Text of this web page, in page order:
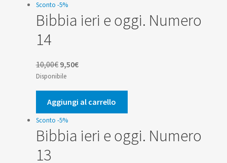
Sconto -5%
Bibbia ieri e oggi. Numero
14
10,00€ Il
prezzo
originale
era:
10,00€.
9,50€Il
attuale
è:
9,50€.
Disponibile
Aggiungi al carrello
Sconto -5%
Bibbia ieri e oggi. Numero
13